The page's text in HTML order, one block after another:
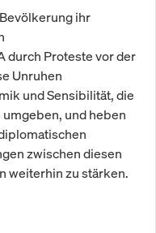
ihr
durch Proteste vor der
Unruhen
und Sensibilität, die
und heben
zwischen diesen
weiterhin zu stärken.